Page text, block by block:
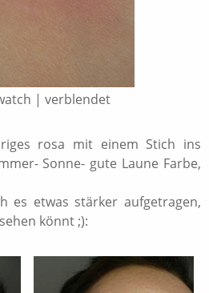
| verblendet
rosa mit einem Stich ins
Sonne- gute Laune Farbe,
es etwas stärker aufgetragen,
könnt ;):